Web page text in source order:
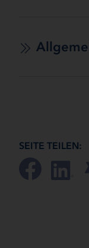
SEITE TEILEN: